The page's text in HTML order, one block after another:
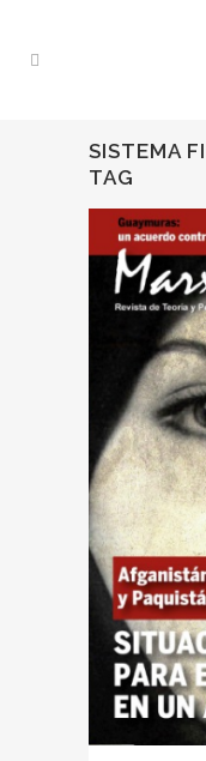
SISTEMA
TAG